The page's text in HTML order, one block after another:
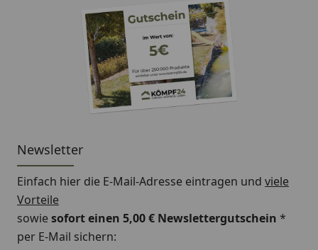
Newsletter
Einfach hier die E-Mail-Adresse eintragen und viele
Vorteile
sowiesofort einen 5,00 € Newslettergutschein *
per E-Mail sichern: